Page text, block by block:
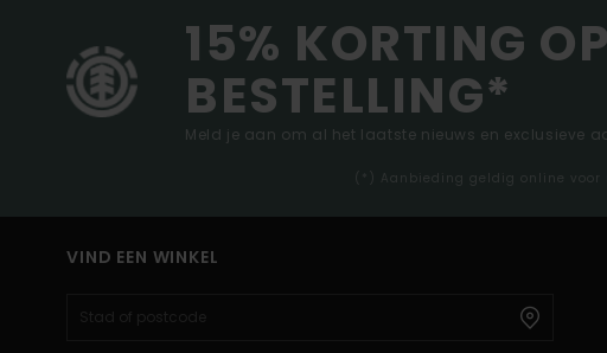
15% KORTING
BESTELLING*
Meld je aan om al het laatste nieuws en exclusieve
(*) Aanbieding geldig online
VIND EEN WINKEL